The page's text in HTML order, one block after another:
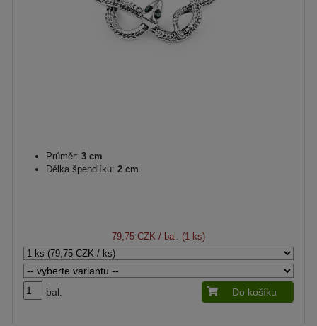
Průměr: 3 cm
Délka špendlíku: 2 cm
79,75 CZK / bal. (1 ks)
bal. Do košíku